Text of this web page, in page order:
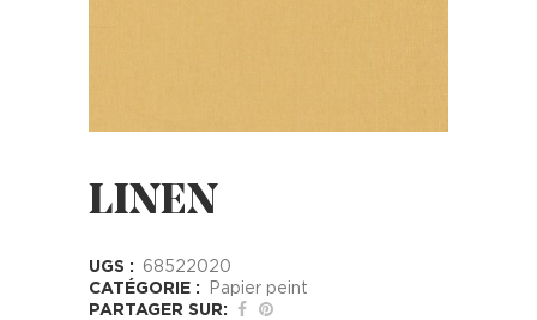
LINEN
UGS :
68522020
CATÉGORIE :
Papier peint
PARTAGER SUR: